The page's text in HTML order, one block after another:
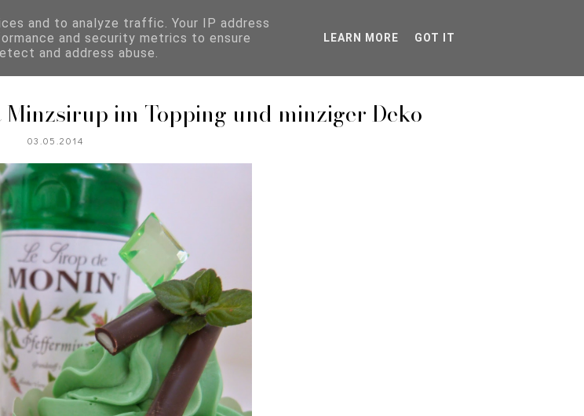
im Topping und minziger Deko
03.05.2014
and to analyze traffic. Your IP address
and security metrics to ensure
and address abuse.
LEARN MORE GOT IT